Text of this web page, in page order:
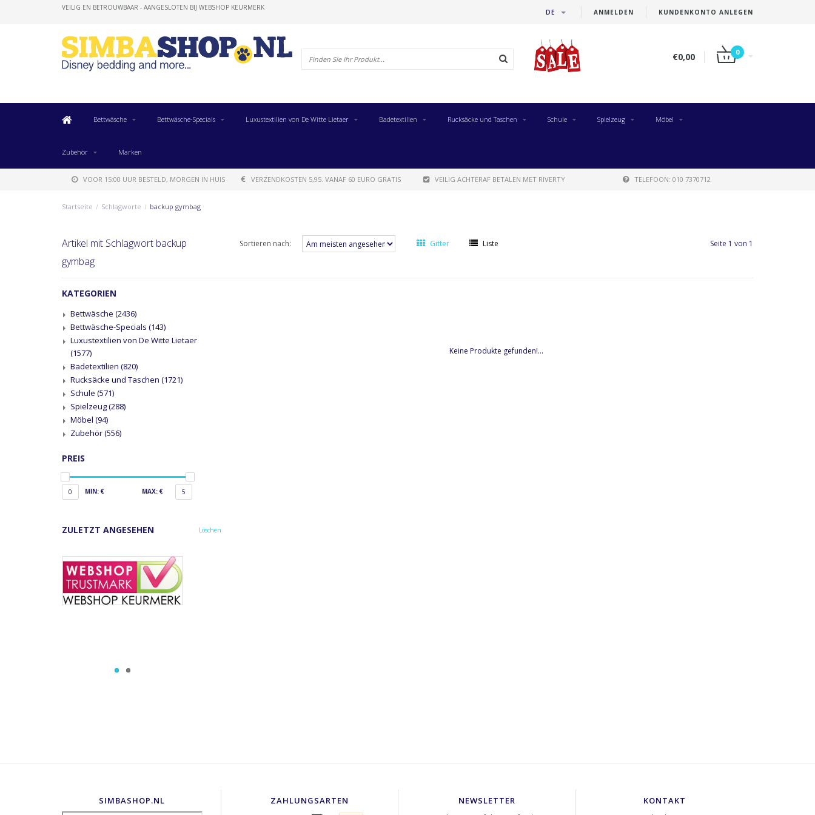
ANMELDEN KUNDENKONTO ANLEGEN
DE
VEILIG EN BETROUWBAAR - AANGESLOTEN BIJ WEBSHOP KEURMERK
€0,00 0
Bettwäsche Bettwäsche-Specials Luxustextilien von De Witte Lietaer Badetextilien Rucksäcke und Taschen Schule Spielzeug Möbel
Zubehör Marken
VOOR 15:00 UUR BESTELD, MORGEN IN HUIS VERZENDKOSTEN 5,95. VANAF 60 EURO GRATIS VEILIG ACHTERAF BETALEN MET RIVERTY TELEFOON: 010 7370712
Startseite / Schlagworte / backup gymbag
Artikel mit Schlagwort backup
gymbag
Sortieren nach: Gitter Liste Seite 1 von 1
KATEGORIEN
Bettwäsche (2436)
Bettwäsche-Specials (143)
Luxustextilien von De Witte Lietaer
(1577)
Badetextilien (820)
Rucksäcke und Taschen (1721)
Schule (571)
Spielzeug(288)
Möbel (94)
Zubehör(556)
PREIS
0 MIN: € MAX: € 5
ZULETZT ANGESEHEN Löschen
Keine Produkte gefunden!...
SIMBASHOP.NL ZAHLUNGSARTEN NEWSLETTER KONTAKT